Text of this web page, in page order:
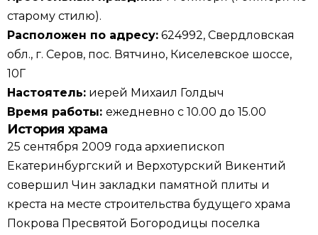
старому стилю).
Расположен по адресу: 624992, Свердловская
обл., г. Серов, пос. Вятчино, Киселевское шоссе,
10Г
Настоятель: иерей Михаил Голдыч
Время работы: ежедневно с 10.00 до 15.00
История храма
25 сентября 2009 года архиепископ
Екатеринбургский и Верхотурский Викентий
совершил Чин закладки памятной плиты и
креста на месте строительства будущего храма
Покрова Пресвятой Богородицы поселка